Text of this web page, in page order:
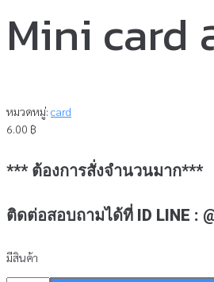
Mini card
หมวดหมู่: card
6.00 ฿
*** ต้องการสั่งจำนวนมาก***
ติดต่อสอบถามได้ที่ ID LINE :
มีสินค้า